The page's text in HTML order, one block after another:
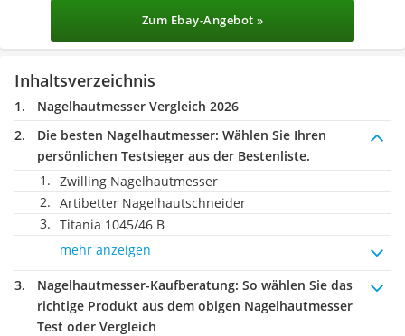
Zum Ebay-Angebot »
Inhaltsverzeichnis
Nagelhautmesser Vergleich 2026
Die besten Nagelhautmesser: Wählen Sie Ihren
persönlichen Testsieger aus der Bestenliste.
Zwilling Nagelhautmesser
Artibetter Nagelhautschneider
Titania 1045/46 B
mehr anzeigen
Nagelhautmesser-Kaufberatung: So wählen Sie das
richtige Produkt aus dem obigen Nagelhautmesser
Test oder Vergleich